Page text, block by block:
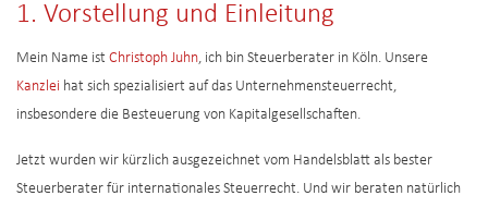
1. Vorstellung und Einleitung
Mein Name ist Christoph Juhn, ich bin Steuerberater in Köln. Unsere
Kanzlei hat sich spezialisiert auf das Unternehmensteuerrecht,
insbesondere die Besteuerung von Kapitalgesellschaften.
Jetzt wurden wir kürzlich ausgezeichnet vom Handelsblatt als bester
Steuerberater für internationales Steuerrecht. Und wir beraten natürlich